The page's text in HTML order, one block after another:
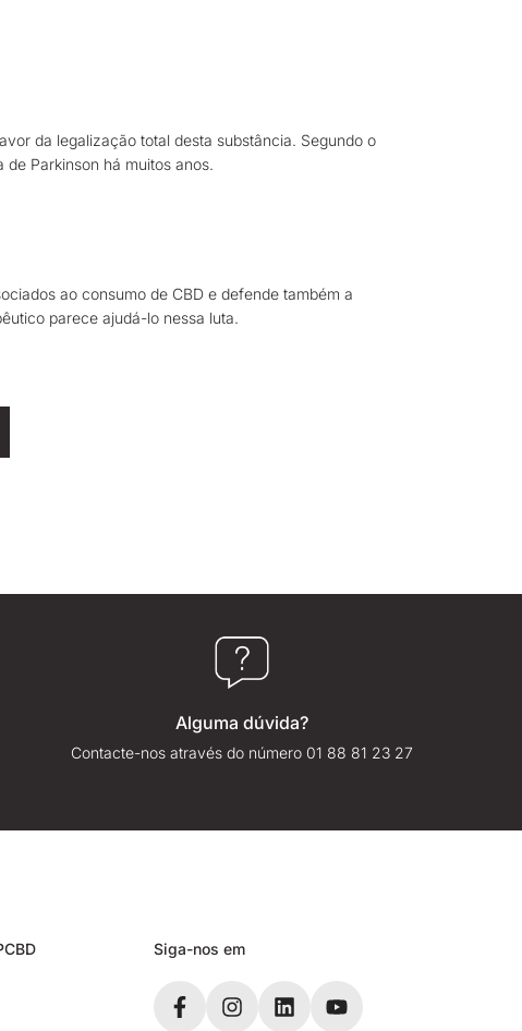
da legalização total desta substância. Segundo o
Parkinson há muitos anos.
ao consumo de CBD e defende também a
parece ajudá-lo nessa luta.
Alguma dúvida?
Contacte-nos através do número 01 88 81 23 27
Siga-nos em